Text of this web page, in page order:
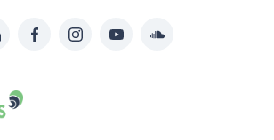
LinkedInFacebookInstagramYouTubeSoundcloud